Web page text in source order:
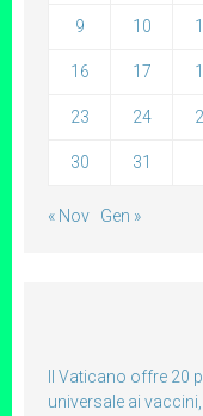
9 10
16 17
23 24
30 31
« Nov Gen »
Il Vaticano offre 20
universale ai